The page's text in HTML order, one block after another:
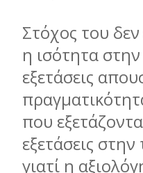
Στόχος του
η ισότητα
εξετάσεις
που
εξετάσεις
γιατί η